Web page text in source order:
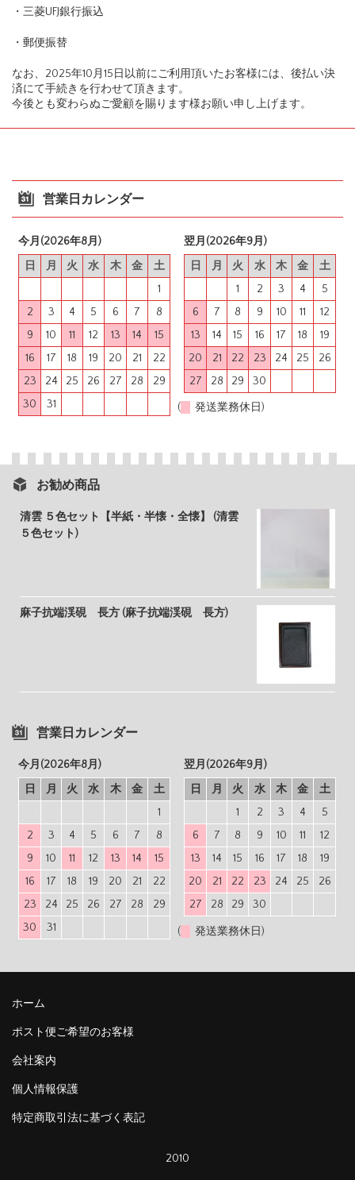
・三菱UFJ銀行振込
・郵便振替
なお、2025年10月15日以前にご利用頂いたお客様には、後払い決
済にて手続きを行わせて頂きます。
今後とも変わらぬご愛顧を賜ります様お願い申し上げます。
営業日カレンダー
今月(2026年8月)
日
月 火 水 木 金
土
1
2
3 4 5 6 7
8
9
10 11 12 13 14
15
16
17 18 19 20 21
22
23
24 25 26 27 28
29
30
31
翌月(2026年9月)
日
月 火 水 木 金
土
1
2 3 4
5
6
7 8 9 10 11
12
13
14 15 16 17 18
19
20
21 22 23 24 25
26
27
28 29 30
( 発送業務休日)
お勧め商品
清雲 ５色セット【半紙・半懐・全懐】 (清雲
５色セット)
麻子抗端渓硯 長方 (麻子抗端渓硯 長方)
営業日カレンダー
今月(2026年8月)
日
月 火 水 木 金
土
1
2
3 4 5 6 7
8
9
10 11 12 13 14
15
16
17 18 19 20 21
22
23
24 25 26 27 28
29
30
31
翌月(2026年9月)
日
月 火 水 木 金
土
1
2 3 4
5
6
7 8 9 10 11
12
13
14 15 16 17 18
19
20
21 22 23 24 25
26
27
28 29 30
( 発送業務休日)
ホーム
ポスト便ご希望のお客様
会社案内
個人情報保護
特定商取引法に基づく表記
2010